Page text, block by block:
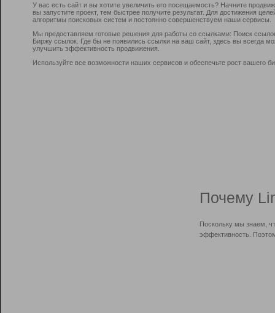
У вас есть сайт и вы хотите увеличить его посещаемость? Начните
вы запустите проект, тем быстрее получите результат. Для достижения
алгоритмы поисковых систем и постоянно совершенствуем наши сервисы.
Мы предоставляем готовые решения для работы со ссылками: Поиск
Биржу ссылок. Где бы не появились ссылки на ваш сайт, здесь вы всегда
улучшить эффективность продвижения.
Используйте все возможности наших сервисов и обеспечьте рост вашего
Почему
Поскольку мы знаем,
эффективность.